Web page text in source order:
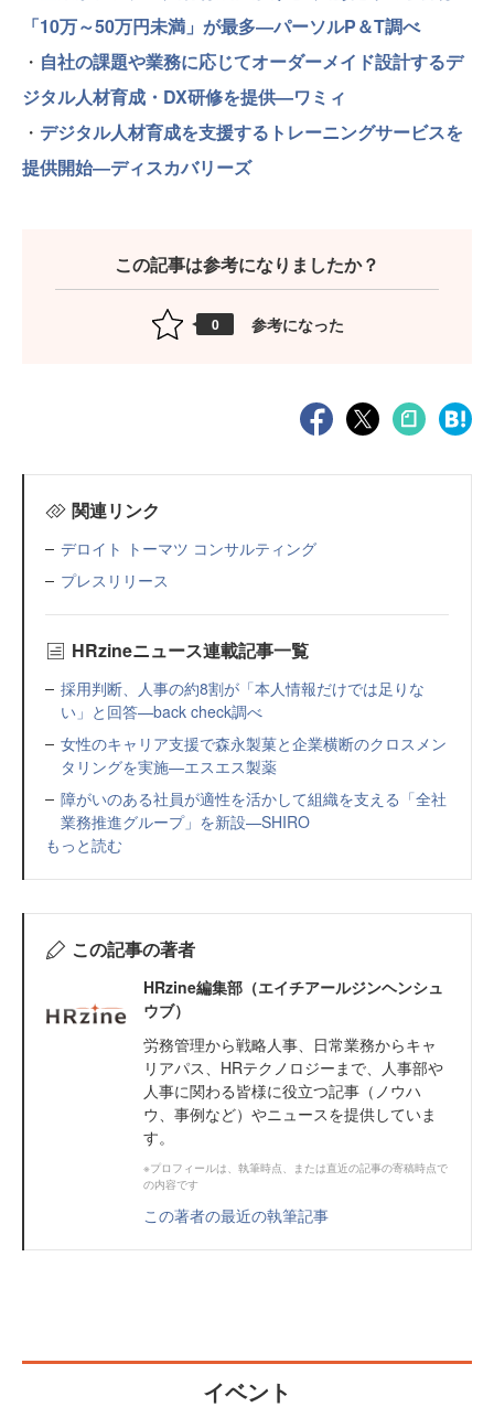
「10万～50万円未満」が最多―パーソルP＆T調べ
・ 自社の課題や業務に応じてオーダーメイド設計するデ
ジタル人材育成・DX研修を提供—ワミィ
・ デジタル人材育成を支援するトレーニングサービスを
提供開始―ディスカバリーズ
この記事は参考になりましたか？
0 参考になった
関連リンク
デロイト トーマツ コンサルティング
プレスリリース
HRzineニュース連載記事一覧
採用判断、人事の約8割が「本人情報だけでは足りな
い」と回答—back check調べ
女性のキャリア支援で森永製菓と企業横断のクロスメン
タリングを実施—エスエス製薬
障がいのある社員が適性を活かして組織を支える「全社
業務推進グループ」を新設—SHIRO
もっと読む
この記事の著者
HRzine編集部（エイチアールジンヘンシュ
ウブ）
労務管理から戦略人事、日常業務からキャ
リアパス、HRテクノロジーまで、人事部や
人事に関わる皆様に役立つ記事（ノウハ
ウ、事例など）やニュースを提供していま
す。
※プロフィールは、執筆時点、または直近の記事の寄稿時点で
の内容です
この著者の最近の執筆記事
イベント